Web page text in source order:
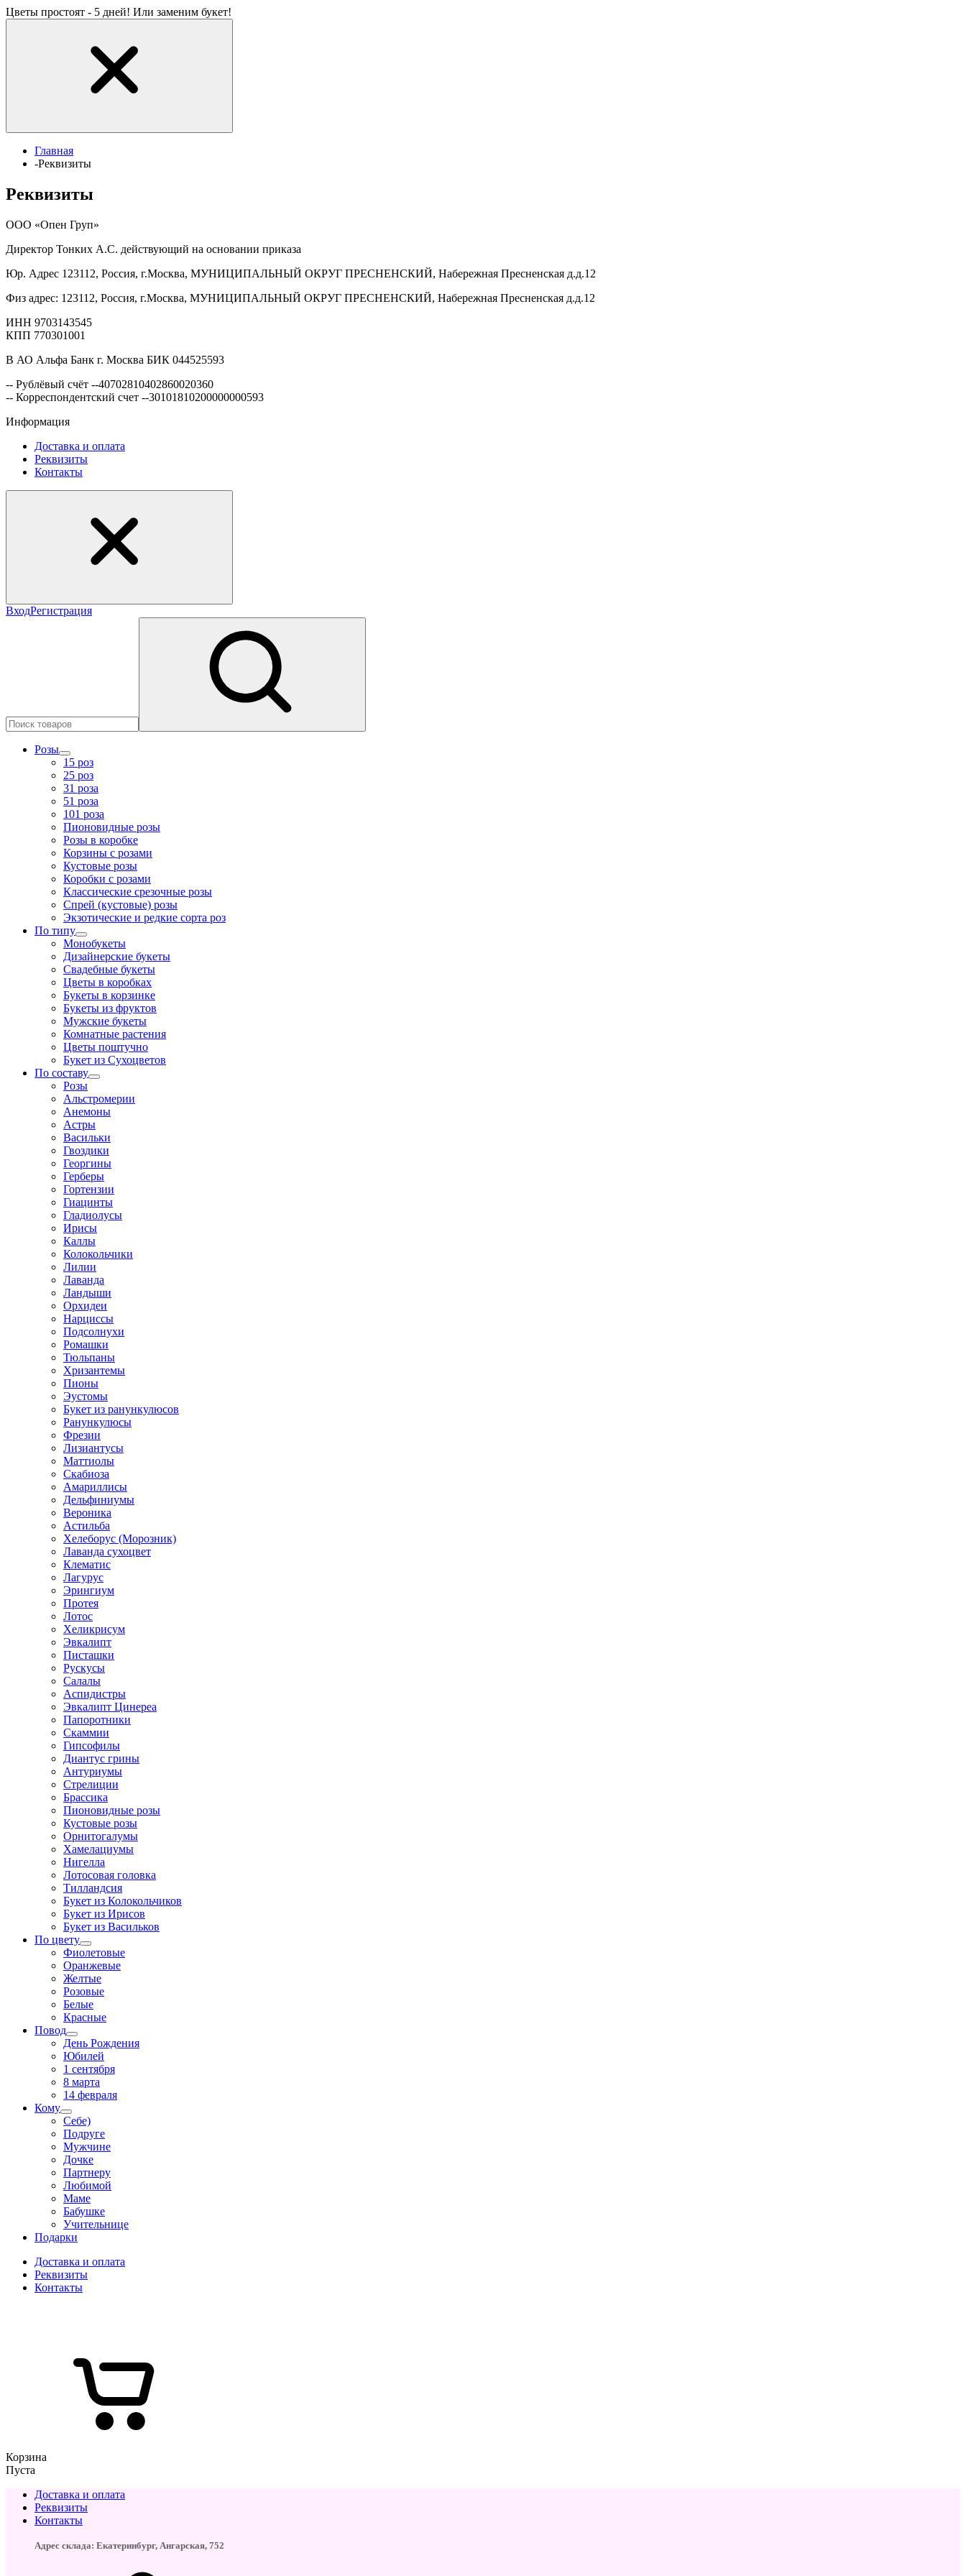
Цветы простоят - 5 дней! Или заменим букет!
Главная
-Реквизиты
Реквизиты
ООО «Опен Груп»
Директор Тонких А.С. действующий на основании приказа
Юр. Адрес 123112, Россия, г.Москва, МУНИЦИПАЛЬНЫЙ ОКРУГ ПРЕСНЕНСКИЙ, Набережная Пресненская д.д.12
Физ адрес: 123112, Россия, г.Москва, МУНИЦИПАЛЬНЫЙ ОКРУГ ПРЕСНЕНСКИЙ, Набережная Пресненская д.д.12
ИНН 9703143545
КПП 770301001
В АО Альфа Банк г. Москва БИК 044525593
-- Рублёвый счёт --40702810402860020360
-- Корреспондентский счет --30101810200000000593
Информация
Доставка и оплата
Реквизиты
Контакты
ВходРегистрация
Розы
15 роз
25 роз
31 роза
51 роза
101 роза
Пионовидные розы
Розы в коробке
Корзины с розами
Кустовые розы
Коробки с розами
Классические срезочные розы
Спрей (кустовые) розы
Экзотические и редкие сорта роз
По типу
Монобукеты
Дизайнерские букеты
Свадебные букеты
Цветы в коробках
Букеты в корзинке
Букеты из фруктов
Мужские букеты
Комнатные растения
Цветы поштучно
Букет из Сухоцветов
По составу
Розы
Альстромерии
Анемоны
Астры
Васильки
Гвоздики
Георгины
Герберы
Гортензии
Гиацинты
Гладиолусы
Ирисы
Каллы
Колокольчики
Лилии
Лаванда
Ландыши
Орхидеи
Нарциссы
Подсолнухи
Ромашки
Тюльпаны
Хризантемы
Пионы
Эустомы
Букет из ранункулюсов
Ранункулюсы
Фрезии
Лизиантусы
Маттиолы
Скабиоза
Амариллисы
Дельфиниумы
Вероника
Астильба
Хелеборус (Морозник)
Лаванда сухоцвет
Клематис
Лагурус
Эрингиум
Протея
Лотос
Хеликрисум
Эвкалипт
Писташки
Рускусы
Салалы
Аспидистры
Эвкалипт Цинереа
Папоротники
Скаммии
Гипсофилы
Диантус грины
Антуриумы
Стрелиции
Брассика
Пионовидные розы
Кустовые розы
Орнитогалумы
Хамелациумы
Нигелла
Лотосовая головка
Тилландсия
Букет из Колокольчиков
Букет из Ирисов
Букет из Васильков
По цвету
Фиолетовые
Оранжевые
Желтые
Розовые
Белые
Красные
Повод
День Рождения
Юбилей
1 сентября
8 марта
14 февраля
Кому
Себе)
Подруге
Мужчине
Дочке
Партнеру
Любимой
Маме
Бабушке
Учительнице
Подарки
Доставка и оплата
Реквизиты
Контакты
Корзина
Пуста
Доставка и оплата
Реквизиты
Контакты
Адрес склада: Екатеринбург, ​Ангарская, 75​2